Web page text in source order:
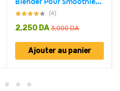
Blender Pour Smoothies Portable Ultra Puissant – Rechargeable
(4)
3,000DA
2,250 DA
Ajouter au panier